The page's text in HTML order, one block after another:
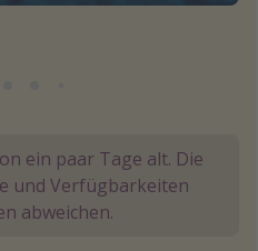
ein paar Tage alt. Die
und Verfügbarkeiten
abweichen.